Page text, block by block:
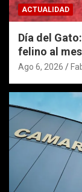
ACTUALIDAD
Día del
felino al
Ago 6, 2026